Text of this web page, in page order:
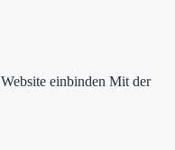
einbinden Mit der